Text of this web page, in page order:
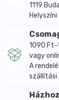
1119
1090 Ft-
vagy
A
szállítási